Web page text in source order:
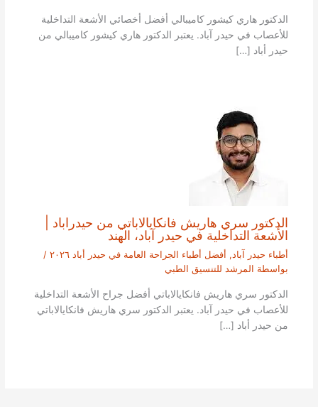
الدكتور هاري كيشور كاميبالي أفضل أخصائي الأشعة التداخلية
للأعصاب في حيدر آباد. يعتبر الدكتور هاري كيشور كاميبالي من
حيدر أباد […]
الدكتور سري هاريش فانكايالاباتي من حيدراباد |
الأشعة التداخلية في حيدر آباد، الهند
أطباء حيدر آباد, أفضل أطباء الجراحة العامة في حيدر أباد ٢٠٢٦
/
بواسطة المرشد للتنسيق الطبي
الدكتور سري هاريش فانكايالاباتي أفضل جراح الأشعة التداخلية
للأعصاب في حيدر آباد. يعتبر الدكتور سري هاريش فانكايالاباتي
من حيدر أباد […]